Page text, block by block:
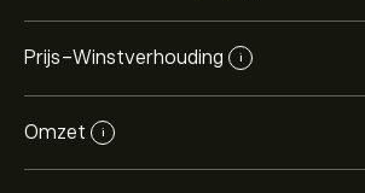
Prijs-Winstverhouding i
Omzet i